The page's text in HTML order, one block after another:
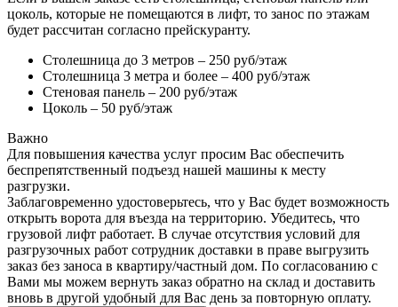
цоколь, которые не помещаются в лифт, то занос по этажам
будет рассчитан согласно прейскуранту.
Столешница до 3 метров – 250 руб/этаж
Столешница 3 метра и более – 400 руб/этаж
Стеновая панель – 200 руб/этаж
Цоколь – 50 руб/этаж
Важно
Для повышения качества услуг просим Вас обеспечить
беспрепятственный подъезд нашей машины к месту
разгрузки.
Заблаговременно удостоверьтесь, что у Вас будет возможность
открыть ворота для въезда на территорию. Убедитесь, что
грузовой лифт работает. В случае отсутствия условий для
разгрузочных работ сотрудник доставки в праве выгрузить
заказ без заноса в квартиру/частный дом. По согласованию с
Вами мы можем вернуть заказ обратно на склад и доставить
вновь в другой удобный для Вас день за повторную оплату.